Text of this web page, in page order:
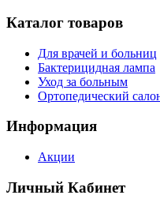
Каталог товаров
Для врачей и больниц
Бактерицидная лампа
Уход за больным
Ортопедический
Информация
Акции
Личный Кабинет